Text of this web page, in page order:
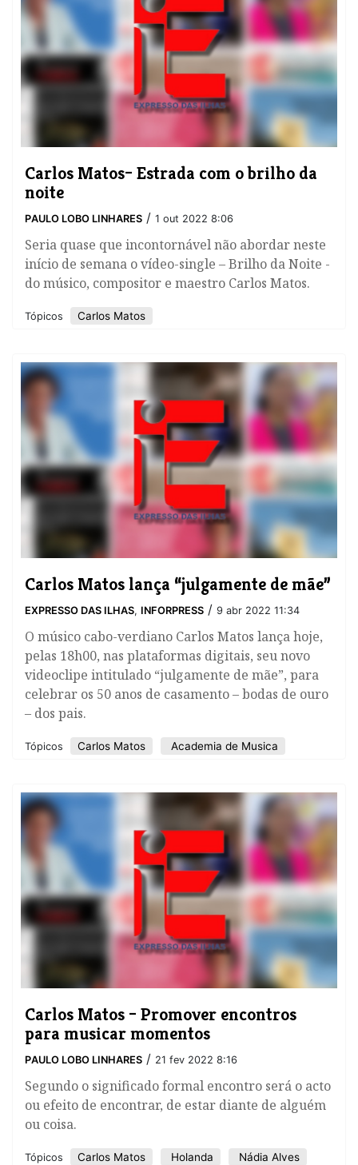
Carlos Matos– Estrada com o brilho da
noite
PAULO LOBO LINHARES / 1 out 2022 8:06
Seria quase que incontornável não abordar neste
início de semana o vídeo-single – Brilho da Noite -
do músico, compositor e maestro Carlos Matos.
Tópicos Carlos Matos
Carlos Matos lança “julgamente de mãe”
EXPRESSO DAS ILHAS, INFORPRESS / 9 abr 2022 11:34
O músico cabo-verdiano Carlos Matos lança hoje,
pelas 18h00, nas plataformas digitais, seu novo
videoclipe intitulado “julgamente de mãe”, para
celebrar os 50 anos de casamento – bodas de ouro
– dos pais.
Tópicos Carlos Matos Academia de Musica
Carlos Matos – Promover encontros
para musicar momentos
PAULO LOBO LINHARES / 21 fev 2022 8:16
Segundo o significado formal encontro será o acto
ou efeito de encontrar, de estar diante de alguém
ou coisa.
Tópicos Carlos Matos Holanda
Nádia Alves